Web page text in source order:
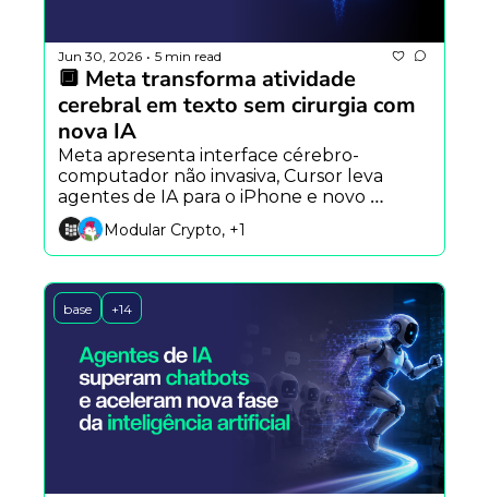
Jun 30, 2026 • 5 min read
🔲 Meta transforma atividade
cerebral em texto sem cirurgia com
nova IA
Meta apresenta interface cérebro-
computador não invasiva, Cursor leva
agentes de IA para o iPhone e novo
modelo open source foca em
programação totalmente autônoma.
Modular Crypto, +1
base +14